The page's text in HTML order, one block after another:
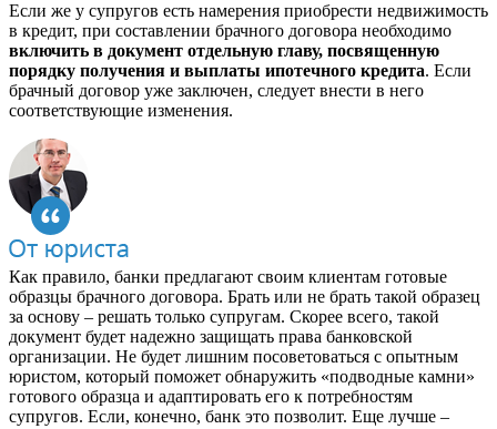
Если же у супругов есть намерения приобрести недвижимость
в кредит, при составлении брачного договора необходимо
включить в документ отдельную главу, посвященную
порядку получения и выплаты ипотечного кредита. Если
брачный договор уже заключен, следует внести в него
соответствующие изменения.
Как правило, банки предлагают своим клиентам готовые
образцы брачного договора. Брать или не брать такой образец
за основу – решать только супругам. Скорее всего, такой
документ будет надежно защищать права банковской
организации. Не будет лишним посоветоваться с опытным
юристом, который поможет обнаружить «подводные камни»
готового образца и адаптировать его к потребностям
супругов. Если, конечно, банк это позволит. Еще лучше –